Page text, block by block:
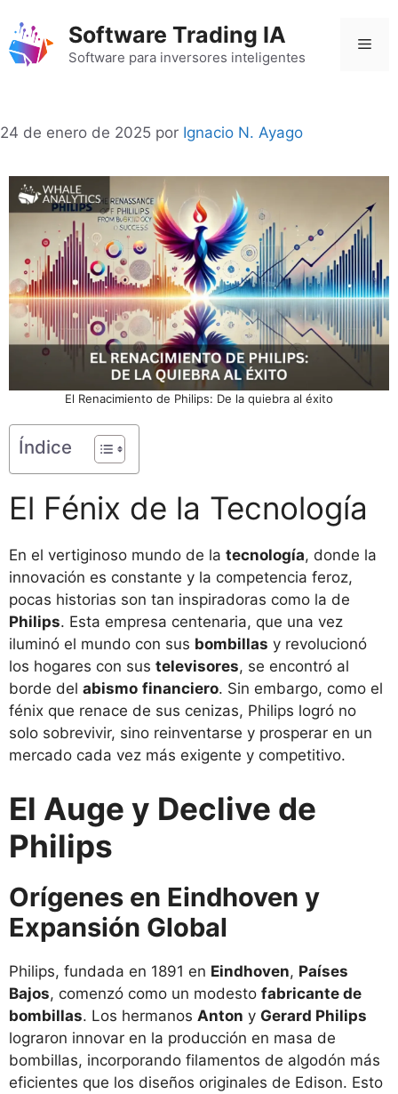
contenido
Software Trading IA
Software para inversores inteligentes
24 de enero de 2025 por Ignacio N. Ayago
El Renacimiento de Philips: De la quiebra al éxito
Índice
El Fénix de la Tecnología
En el vertiginoso mundo de la tecnología, donde la
innovación es constante y la competencia feroz,
pocas historias son tan inspiradoras como la de
Philips. Esta empresa centenaria, que una vez
iluminó el mundo con sus bombillas y revolucionó
los hogares con sus televisores, se encontró al
borde del abismo financiero. Sin embargo, como el
fénix que renace de sus cenizas, Philips logró no
solo sobrevivir, sino reinventarse y prosperar en un
mercado cada vez más exigente y competitivo.
El Auge y Declive de
Philips
Orígenes en Eindhoven y
Expansión Global
Philips, fundada en 1891 en Eindhoven, Países
Bajos, comenzó como un modesto fabricante de
bombillas. Los hermanos Anton y Gerard Philips
lograron innovar en la producción en masa de
bombillas, incorporando filamentos de algodón más
eficientes que los diseños originales de Edison. Esto